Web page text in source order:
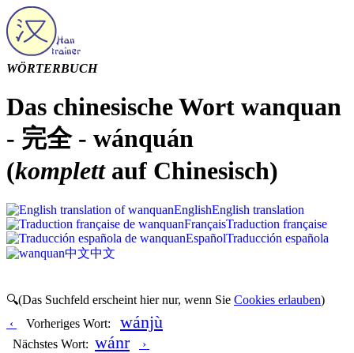
WÖRTERBUCH
Das chinesische Wort wanquan
- 完全 - wánquán
(komplettauf Chinesisch)
EnglishEnglish translation
FrançaisTraduction française
EspañolTraducción española
中文中文
🔍(Das Suchfeld erscheint hier nur, wenn Sie Cookies erlauben)
‹
Vorheriges Wort: wánjù
Nächstes Wort: wánr ›